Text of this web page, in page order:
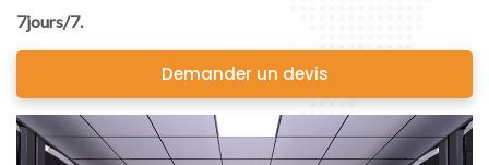
7jours/7.
Demander un devis